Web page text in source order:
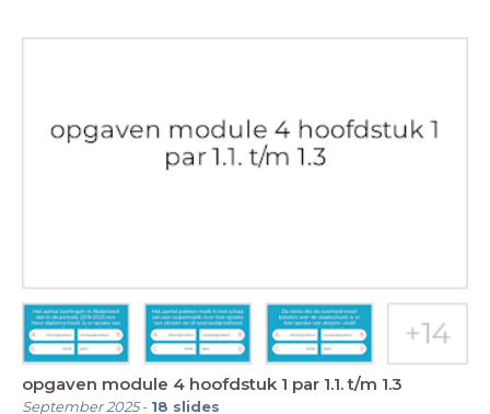
opgaven module 4 hoofdstuk 1 par 1.1. t/m 1.3
September 2025- 18 slides